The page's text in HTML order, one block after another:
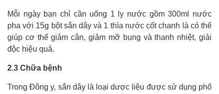
Mỗi ngày bạn chỉ cần uống 1 ly nước gồm 300ml nước
pha với 15g bột sắn dây và 1 thìa nước cốt chanh là có thể
giúp cơ thể giảm cân, giảm mỡ bụng và thanh nhiệt, giải
độc hiệu quả.
2.3 Chữa bệnh
Trong Đông y, sắn dây là loại dược liệu được sử dụng phổ